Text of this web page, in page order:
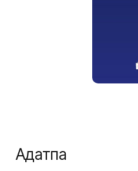
Аңдатпа